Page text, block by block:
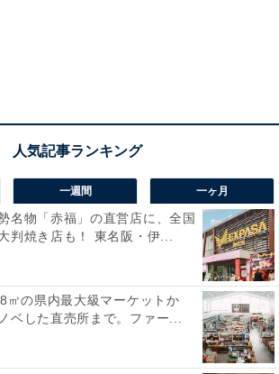
な卵かけトリュフしょうゆ、カレーピ
ずらのたまご 味付け燻製風味、大粒
徳用、牛肉佃煮、豆乳ドーナツ、 北海
一週間 一ヶ月
名物「赤福」の直営店に、全国
判焼き店も！ 東名阪・伊...
㎡の県内最大級マーケットか
ベした直売所まで。ファー...